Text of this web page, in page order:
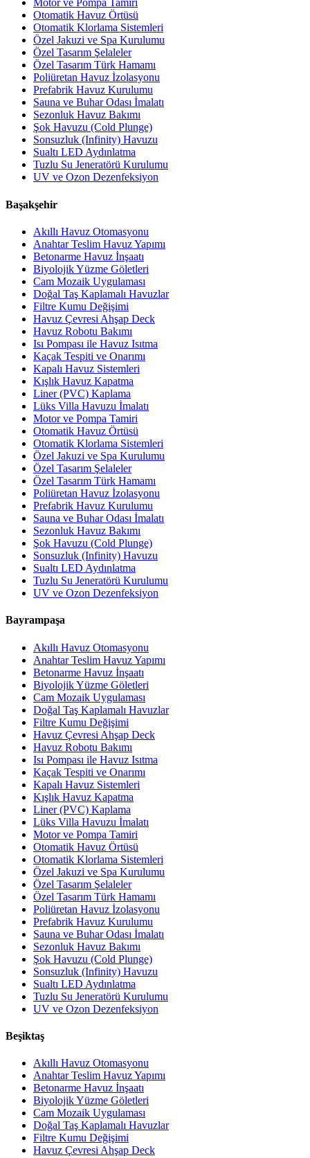
Motor ve Pompa Tamiri
Otomatik Havuz Örtüsü
Otomatik Klorlama Sistemleri
Özel Jakuzi ve Spa Kurulumu
Özel Tasarım Şelaleler
Özel Tasarım Türk Hamamı
Poliüretan Havuz İzolasyonu
Prefabrik Havuz Kurulumu
Sauna ve Buhar Odası İmalatı
Sezonluk Havuz Bakımı
Şok Havuzu (Cold Plunge)
Sonsuzluk (Infinity) Havuzu
Sualtı LED Aydınlatma
Tuzlu Su Jeneratörü Kurulumu
UV ve Ozon Dezenfeksiyon
Başakşehir
Akıllı Havuz Otomasyonu
Anahtar Teslim Havuz Yapımı
Betonarme Havuz İnşaatı
Biyolojik Yüzme Göletleri
Cam Mozaik Uygulaması
Doğal Taş Kaplamalı Havuzlar
Filtre Kumu Değişimi
Havuz Çevresi Ahşap Deck
Havuz Robotu Bakımı
Isı Pompası ile Havuz Isıtma
Kaçak Tespiti ve Onarımı
Kapalı Havuz Sistemleri
Kışlık Havuz Kapatma
Liner (PVC) Kaplama
Lüks Villa Havuzu İmalatı
Motor ve Pompa Tamiri
Otomatik Havuz Örtüsü
Otomatik Klorlama Sistemleri
Özel Jakuzi ve Spa Kurulumu
Özel Tasarım Şelaleler
Özel Tasarım Türk Hamamı
Poliüretan Havuz İzolasyonu
Prefabrik Havuz Kurulumu
Sauna ve Buhar Odası İmalatı
Sezonluk Havuz Bakımı
Şok Havuzu (Cold Plunge)
Sonsuzluk (Infinity) Havuzu
Sualtı LED Aydınlatma
Tuzlu Su Jeneratörü Kurulumu
UV ve Ozon Dezenfeksiyon
Bayrampaşa
Akıllı Havuz Otomasyonu
Anahtar Teslim Havuz Yapımı
Betonarme Havuz İnşaatı
Biyolojik Yüzme Göletleri
Cam Mozaik Uygulaması
Doğal Taş Kaplamalı Havuzlar
Filtre Kumu Değişimi
Havuz Çevresi Ahşap Deck
Havuz Robotu Bakımı
Isı Pompası ile Havuz Isıtma
Kaçak Tespiti ve Onarımı
Kapalı Havuz Sistemleri
Kışlık Havuz Kapatma
Liner (PVC) Kaplama
Lüks Villa Havuzu İmalatı
Motor ve Pompa Tamiri
Otomatik Havuz Örtüsü
Otomatik Klorlama Sistemleri
Özel Jakuzi ve Spa Kurulumu
Özel Tasarım Şelaleler
Özel Tasarım Türk Hamamı
Poliüretan Havuz İzolasyonu
Prefabrik Havuz Kurulumu
Sauna ve Buhar Odası İmalatı
Sezonluk Havuz Bakımı
Şok Havuzu (Cold Plunge)
Sonsuzluk (Infinity) Havuzu
Sualtı LED Aydınlatma
Tuzlu Su Jeneratörü Kurulumu
UV ve Ozon Dezenfeksiyon
Beşiktaş
Akıllı Havuz Otomasyonu
Anahtar Teslim Havuz Yapımı
Betonarme Havuz İnşaatı
Biyolojik Yüzme Göletleri
Cam Mozaik Uygulaması
Doğal Taş Kaplamalı Havuzlar
Filtre Kumu Değişimi
Havuz Çevresi Ahşap Deck